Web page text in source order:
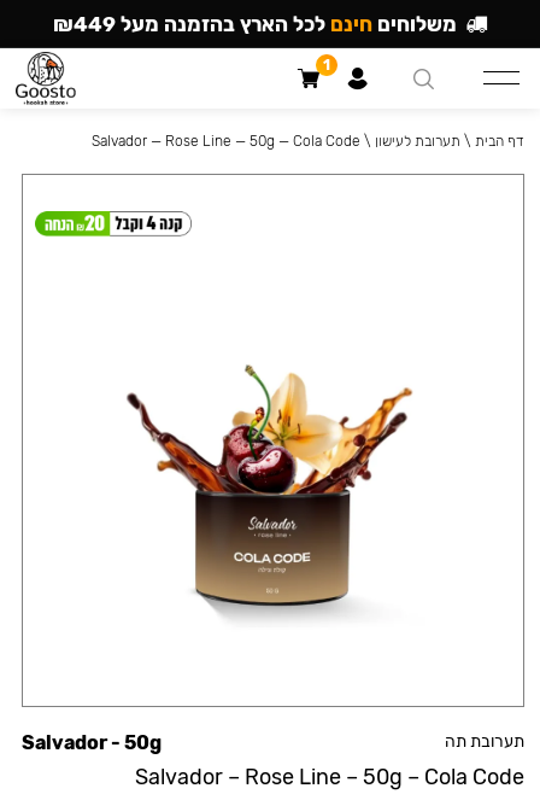
תערובת תה
Salvador – Rose Line – 50g – Cola Code
Salvador - 50g
דף הבית \ תערובת לעישון \
Salvador — Rose Line — 50g — Cola Code
משלוחים חינם לכל הארץ בהזמנה מעל ₪449
1